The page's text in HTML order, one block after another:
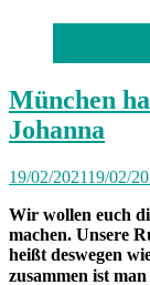
München
Johanna
19/02/202119/02/
Wir wollen euch
machen. Unsere
heißt deswegen
zusammen ist